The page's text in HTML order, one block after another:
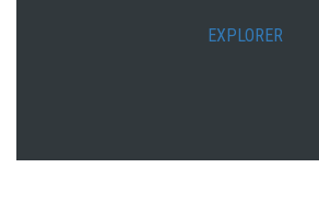
EXPLORER